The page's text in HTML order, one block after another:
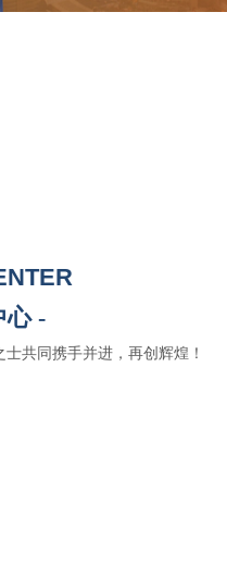
心 -
共同携手并进，再创辉煌！